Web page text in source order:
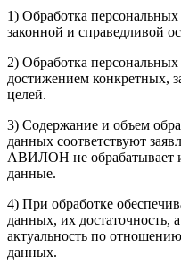
1) Обработка
законной и справедливой
2) Обработка
достижением конкретных,
целей.
3) Содержание и объем
данных соответствуют
АВИЛОН не обрабатывает
данные.
4) При обработке
данных, их достаточность,
актуальность по
данных.